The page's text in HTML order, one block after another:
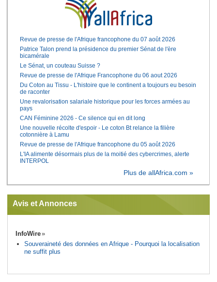
Revue de presse de l'Afrique francophone du 07 août 2026
Patrice Talon prend la présidence du premier Sénat de l'ère
bicamérale
Le Sénat, un couteau Suisse ?
Revue de presse de l'Afrique Francophone du 06 aout 2026
Du Coton au Tissu - L'histoire que le continent a toujours eu besoin
de raconter
Une revalorisation salariale historique pour les forces armées au
pays
CAN Féminine 2026 - Ce silence qui en dit long
Une nouvelle récolte d'espoir - Le coton Bt relance la filière
cotonnière à Lamu
Revue de presse de l'Afrique francophone du 05 août 2026
L'IA alimente désormais plus de la moitié des cybercrimes, alerte
INTERPOL
Plus de allAfrica.com »
Avis et Annonces
InfoWire
Souveraineté des données en Afrique - Pourquoi la localisation
ne suffit plus